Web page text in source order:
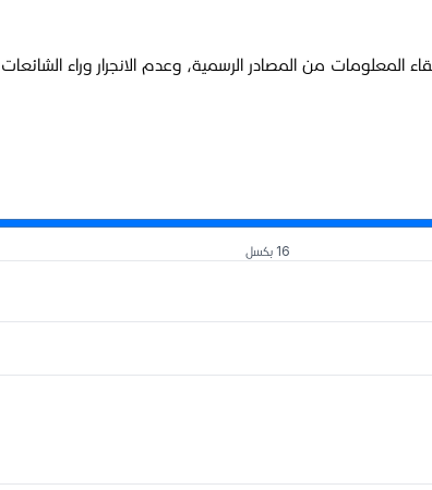
من المصادر الرسمية، وعدم الانجرار وراء الشائعات
16 بكسل